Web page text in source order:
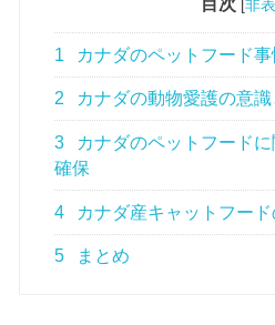
目次 非
1 カナダのペットフード事
2 カナダの動物愛護の意
3
カナダのペットフード
確保
4 カナダ産キャットフード
5 まとめ